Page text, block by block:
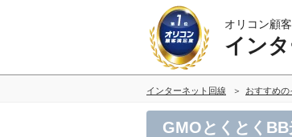
オリコン顧
イン
インターネット回線 おすすめ
GMOとくとく